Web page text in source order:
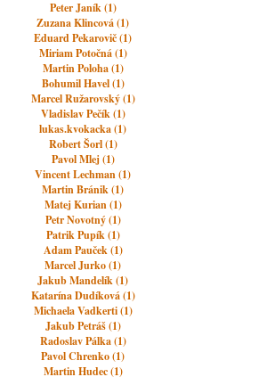
Peter Janík (1)
Zuzana Klincová (1)
Eduard Pekarovič (1)
Miriam Potočná (1)
Martin Poloha (1)
Bohumil Havel (1)
Marcel Ružarovský (1)
Vladislav Pečík (1)
lukas.kvokacka (1)
Robert Šorl (1)
Pavol Mlej (1)
Vincent Lechman (1)
Martin Bránik (1)
Matej Kurian (1)
Petr Novotný (1)
Patrik Pupík (1)
Adam Pauček (1)
Marcel Jurko (1)
Jakub Mandelík (1)
Katarína Dudíková (1)
Michaela Vadkerti (1)
Jakub Petráš (1)
Radoslav Pálka (1)
Pavol Chrenko (1)
Martin Hudec (1)